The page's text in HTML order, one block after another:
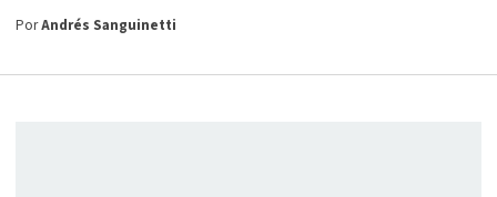
PorAndrés Sanguinetti